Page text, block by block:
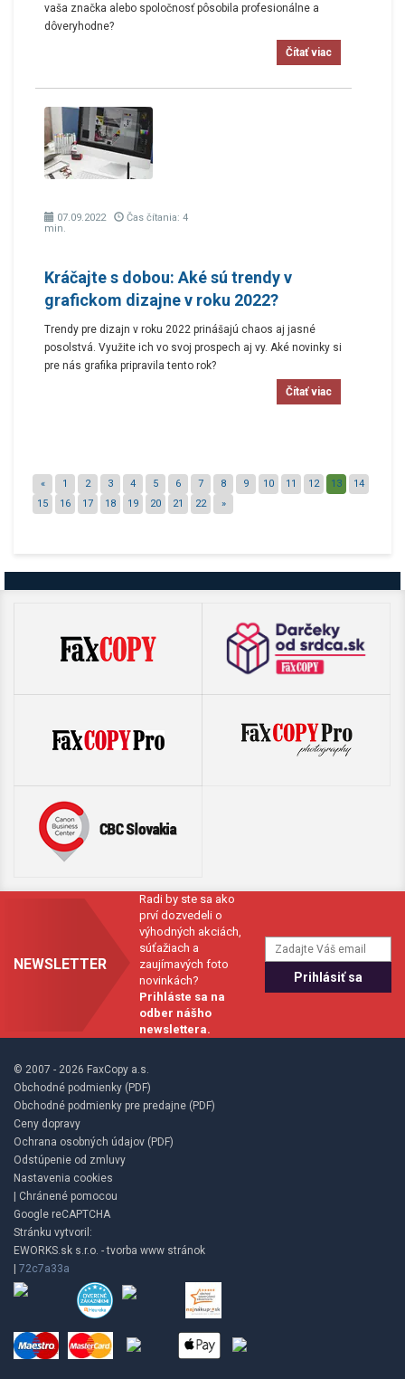
vaša značka alebo spoločnosť pôsobila profesionálne a
dôveryhodne?
Čítať viac
07.09.2022
Čas čítania: 4
min.
Kráčajte s dobou: Aké sú trendy v
grafickom dizajne v roku 2022?
Trendy pre dizajn v roku 2022 prinášajú chaos aj jasné
posolstvá. Využite ich vo svoj prospech aj vy. Aké novinky si
pre nás grafika pripravila tento rok?
Čítať viac
« 1 2 3 4 5 6 7 8 9 10 11 12 13
14
15
16 17 18 19 20 21 22 »
NEWSLETTER
Radi by ste sa ako
prví dozvedeli o
výhodných akciách,
súťažiach a
zaujímavých foto
novinkách?
Prihláste sa na
odber nášho
newslettera.
© 2007 - 2026 FaxCopy a.s.
Obchodné podmienky (PDF)
Obchodné podmienky pre predajne (PDF)
Ceny dopravy
Ochrana osobných údajov (PDF)
Odstúpenie od zmluvy
Nastavenia cookies
| Chránené pomocou
Google reCAPTCHA
Stránku vytvoril:
EWORKS.sk s.r.o. - tvorba www stránok
72c7a33a